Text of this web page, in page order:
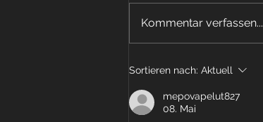
Wir suchen DICH –
(m/w/d)
Kommentar verfassen...
Sortieren nach: Aktuell
mepovapelut827
08. Mai